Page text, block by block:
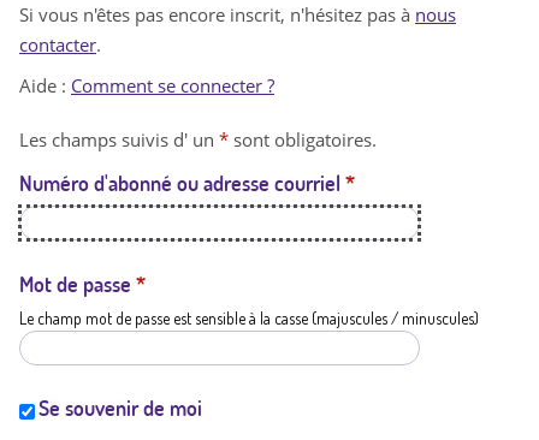
n
t
a
t
i
Si vous n'êtes pas encore inscrit, n'hésitez pas à nous
contacter.
Aide : Comment se connecter ?
Les champs suivis d' un * sont obligatoires.
Numéro d'abonné ou adresse courriel *
Mot de passe *
Le champ mot de passe est sensible à la casse (majuscules / minuscules)
Se souvenir de moi